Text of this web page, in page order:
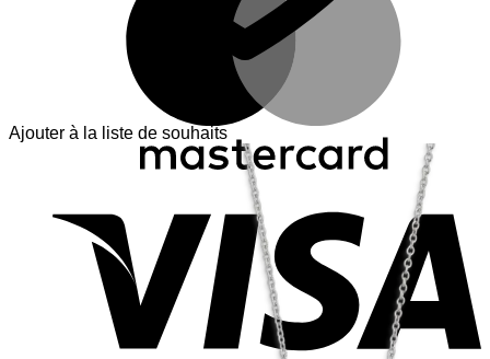
Ajouter à la liste de souhaits